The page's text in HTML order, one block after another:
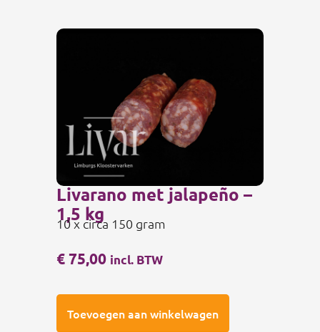
€75,00 incl. BTW
Toevoegen aan winkelwagen
Livarano met jalapeño –
1,5 kg
10 x circa 150 gram